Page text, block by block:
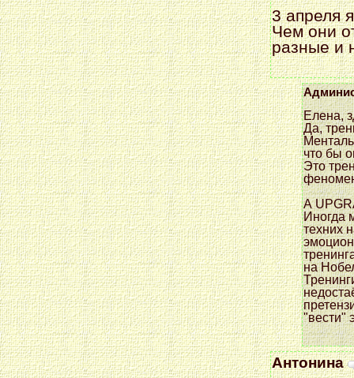
3 апреля
Чем они
разные и
Елена,
Да,
что бы
Это
А
Иногда
техних
на
"вести"
Антонина